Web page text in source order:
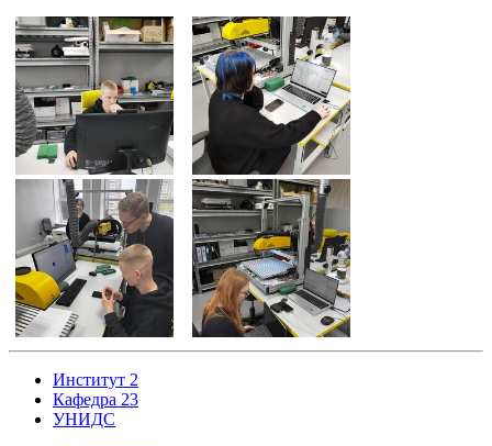
Институт 2
Кафедра 23
УНИДС